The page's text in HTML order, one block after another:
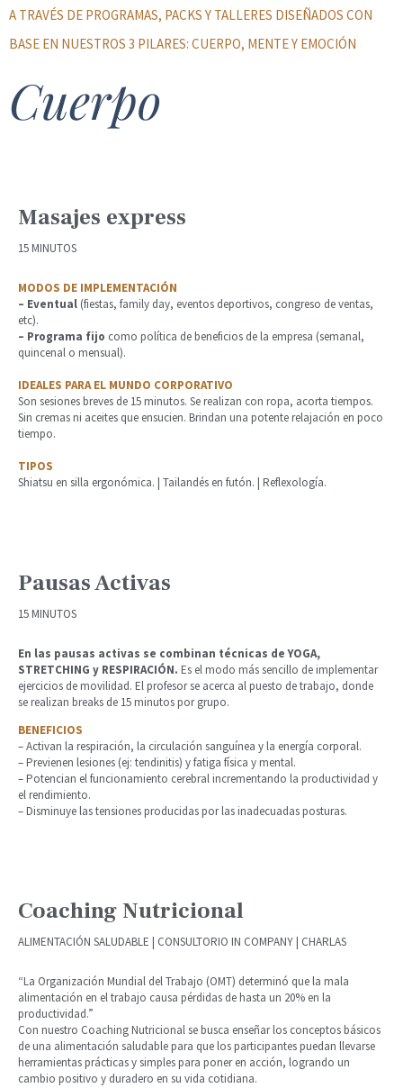
A TRAVÉS DE PROGRAMAS, PACKS Y TALLERES DISEÑADOS CON
BASE EN NUESTROS 3 PILARES: CUERPO, MENTE Y EMOCIÓN
Cuerpo
Masajes express
15 MINUTOS
MODOS DE IMPLEMENTACIÓN
– Eventual (fiestas, family day, eventos deportivos, congreso de ventas,
etc).
– Programa fijo como política de beneficios de la empresa (semanal,
quincenal o mensual).
IDEALES PARA EL MUNDO CORPORATIVO
Son sesiones breves de 15 minutos. Se realizan con ropa, acorta tiempos.
Sin cremas ni aceites que ensucien. Brindan una potente relajación en poco
tiempo.
TIPOS
Shiatsu en silla ergonómica. | Tailandés en futón. | Reflexología.
Pausas Activas
15 MINUTOS
En las pausas activas se combinan técnicas de YOGA,
STRETCHING y RESPIRACIÓN. Es el modo más sencillo de implementar
ejercicios de movilidad. El profesor se acerca al puesto de trabajo, donde
se realizan breaks de 15 minutos por grupo.
BENEFICIOS
– Activan la respiración, la circulación sanguínea y la energía corporal.
– Previenen lesiones (ej: tendinitis) y fatiga física y mental.
– Potencian el funcionamiento cerebral incrementando la productividad y
el rendimiento.
– Disminuye las tensiones producidas por las inadecuadas posturas.
Coaching Nutricional
ALIMENTACIÓN SALUDABLE | CONSULTORIO IN COMPANY | CHARLAS
“La Organización Mundial del Trabajo (OMT) determinó que la mala
alimentación en el trabajo causa pérdidas de hasta un 20% en la
productividad.”
Con nuestro Coaching Nutricional se busca enseñar los conceptos básicos
de una alimentación saludable para que los participantes puedan llevarse
herramientas prácticas y simples para poner en acción, logrando un
cambio positivo y duradero en su vida cotidiana.